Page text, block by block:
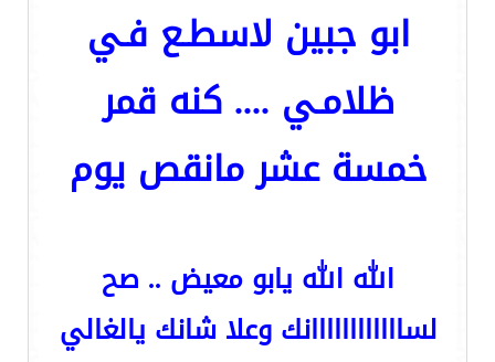
ابو جبين لاسطـع فـي
ظلامـي .... كنه قمر
خمسة عشر مانقص يوم
الله الله يابو معيض .. صح
لساااااااااااانك وعلا شانك يالغالي